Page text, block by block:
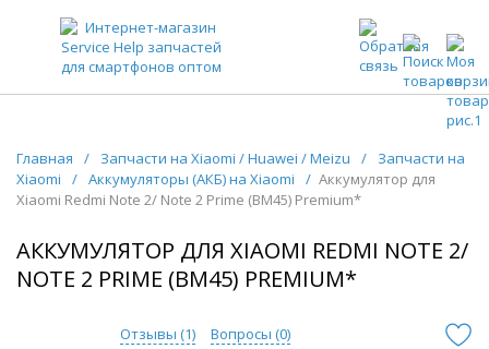
ЗАПЧАСТИ ДЛЯ ТЕЛЕФОНОВ ОПТОМ
Главная / Запчасти на Xiaomi / Huawei / Meizu /
Запчасти на
Xiaomi
/ Аккумуляторы (АКБ) на Xiaomi / Аккумулятор для
Xiaomi Redmi Note 2/ Note 2 Prime (BM45) Premium*
АККУМУЛЯТОР ДЛЯ XIAOMI REDMI NOTE 2/
NOTE 2 PRIME (BM45) PREMIUM*
Отзывы (1) Вопросы (0)